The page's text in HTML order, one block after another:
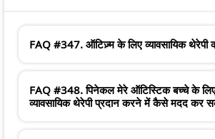
FAQ #347. ऑटिज़्म के लिए व्यावसायिक थेरेपी
FAQ #348. पिनेकल मेरे ऑटिस्टिक बच्चे के
व्यावसायिक थेरेपी प्रदान करने में कैसे मदद कर